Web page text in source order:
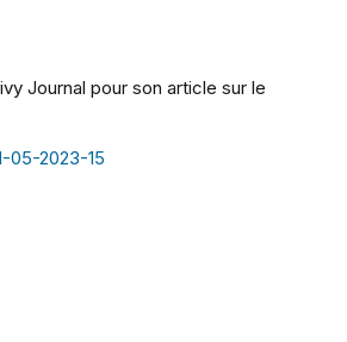
Journal pour son article sur le
05-2023-15